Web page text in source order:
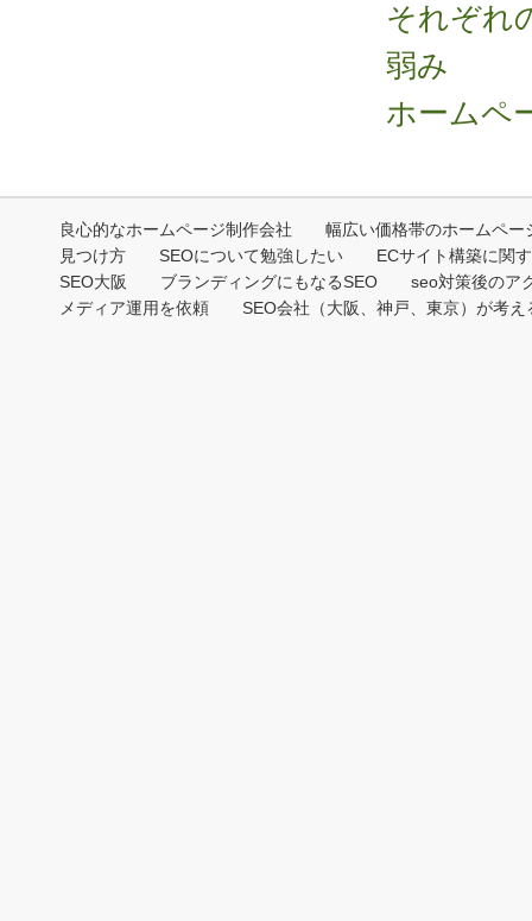
それぞれ
弱み
ホームペ
良心的なホームページ制作会社
幅広い価格帯のホームペー
見つけ方
SEOについて勉強したい
ECサイト構築に関
SEO大阪
ブランディングにもなるSEO
seo対策後のア
メディア運用を依頼
SEO会社（大阪、神戸、東京）が考